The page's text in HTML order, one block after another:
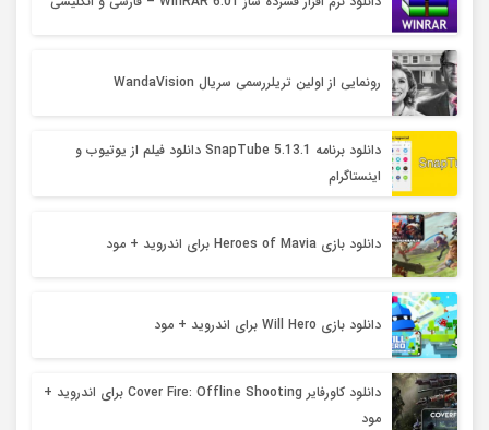
رونمایی از اولین تریلررسمی سریال WandaVision
دانلود برنامه 5.13.1 SnapTube دانلود فیلم از یوتیوب و
اینستاگرام
دانلود بازی Heroes of Mavia برای اندروید + مود
دانلود بازی Will Hero برای اندروید + مود
دانلود کاورفایر Cover Fire: Offline Shooting برای اندروید +
مود